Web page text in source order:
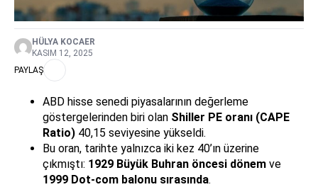
HÜLYA KOCAER
KASIM 12, 2025
PAYLAŞ
ABD hisse senedi piyasalarının değerleme
göstergelerinden biri olan Shiller PE oranı (CAPE
Ratio) 40,15 seviyesine yükseldi.
Bu oran, tarihte yalnızca iki kez 40’ın üzerine
çıkmıştı: 1929 Büyük Buhran öncesi dönem ve
1999 Dot-com balonu sırasında.